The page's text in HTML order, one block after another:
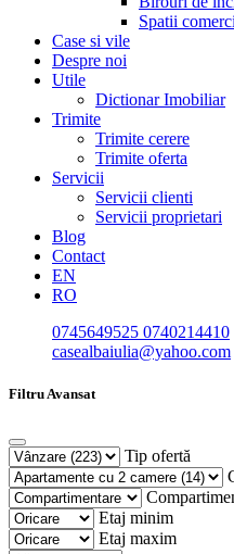
Spatii
Case si vile
Despre noi
Utile
Dictionar Imobiliar
Trimite
Trimite cerere
Trimite oferta
Servicii
Servicii clienti
Servicii proprietari
Blog
Contact
EN
RO
0745649525 0740214410
casealbaiulia@yahoo.com
Filtru Avansat
Tip ofertă
Etaj minim
Etaj maxim